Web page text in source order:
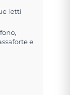
letti
e